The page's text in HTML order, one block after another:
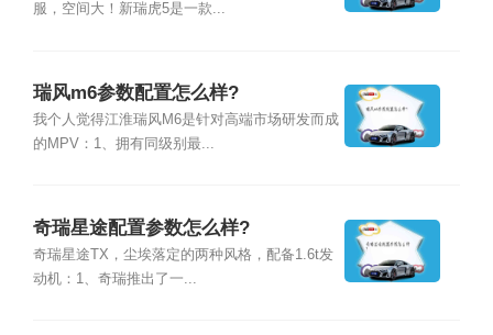
服，空间大！新瑞虎5是一款...
瑞风m6参数配置怎么样?
我个人觉得江淮瑞风M6是针对高端市场研发而成
的MPV：1、拥有同级别最...
奇瑞星途配置参数怎么样?
奇瑞星途TX，尘埃落定的两种风格，配备1.6t发
动机：1、奇瑞推出了一...